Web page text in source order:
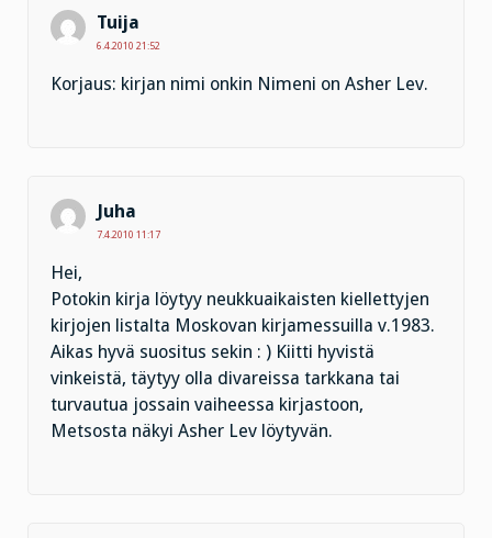
Tuija
6.4.2010 21:52
Korjaus: kirjan nimi onkin Nimeni on Asher Lev.
Juha
7.4.2010 11:17
Hei,
Potokin kirja löytyy neukkuaikaisten kiellettyjen
kirjojen listalta Moskovan kirjamessuilla v.1983.
Aikas hyvä suositus sekin : ) Kiitti hyvistä
vinkeistä, täytyy olla divareissa tarkkana tai
turvautua jossain vaiheessa kirjastoon,
Metsosta näkyi Asher Lev löytyvän.